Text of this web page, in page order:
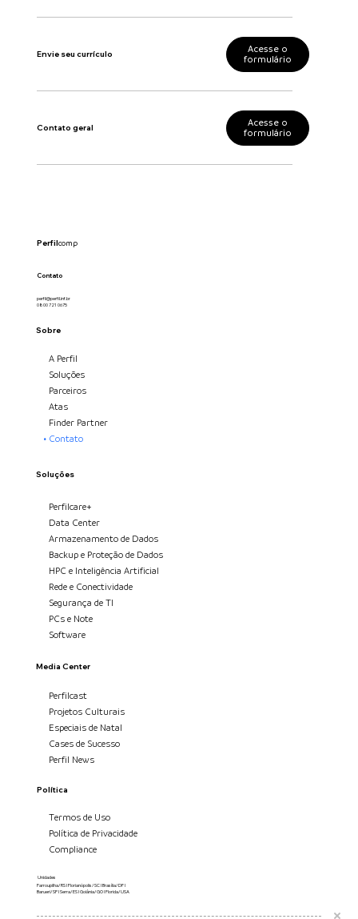
Envie seu currículo
Acesse o
formulário
Contato geral
Acesse o
formulário
Perfilcomp
Contato
perfil@perfil.inf.br
0800 721 0675
Unidades
Farroupilha/RS I Florianópolis/SC I Brasília/DF I
Barueri/SP I Serra/ES I Goiânia/GO I Florida/USA
Sobre
Soluções
Media Center
Política
A Perfil
Soluções
Parceiros
Atas
Finder Partner
Contato
Perfilcare+
Data Center
Armazenamento de Dados
Backup e Proteção de Dados
HPC e Inteligência Artificial
Rede e Conectividade
Segurança de TI
PCs e Note
Software
Perfilcast
Projetos Culturais
Especiais de Natal
Cases de Sucesso
Perfil News
Termos de Uso
Política de Privacidade
Compliance